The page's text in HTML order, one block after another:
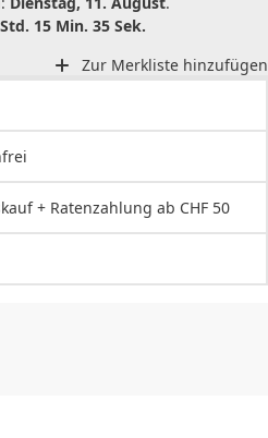
15 Min. 35 Sek.
Zur Merkliste hinzufügen
+ Ratenzahlung ab CHF 50